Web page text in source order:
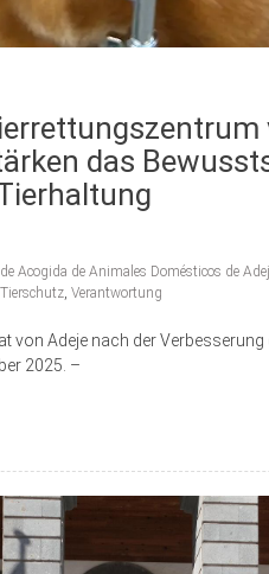
das
Acogida de Animales Domésticos de
Tierschutz, Verantwortung
von Adeje nach der
2025. –